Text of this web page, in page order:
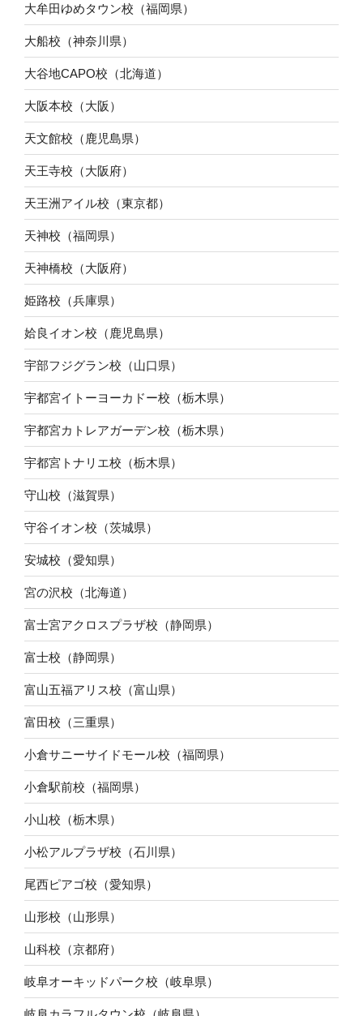
大牟田ゆめタウン校（福岡県）
大船校（神奈川県）
大谷地CAPO校（北海道）
大阪本校（大阪）
天文館校（鹿児島県）
天王寺校（大阪府）
天王洲アイル校（東京都）
天神校（福岡県）
天神橋校（大阪府）
姫路校（兵庫県）
姶良イオン校（鹿児島県）
宇部フジグラン校（山口県）
宇都宮イトーヨーカドー校（栃木県）
宇都宮カトレアガーデン校（栃木県）
宇都宮トナリエ校（栃木県）
守山校（滋賀県）
守谷イオン校（茨城県）
安城校（愛知県）
宮の沢校（北海道）
富士宮アクロスプラザ校（静岡県）
富士校（静岡県）
富山五福アリス校（富山県）
富田校（三重県）
小倉サニーサイドモール校（福岡県）
小倉駅前校（福岡県）
小山校（栃木県）
小松アルプラザ校（石川県）
尾西ピアゴ校（愛知県）
山形校（山形県）
山科校（京都府）
岐阜オーキッドパーク校（岐阜県）